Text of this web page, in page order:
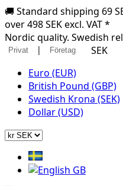
🚚 Standard shipping 69
over 498 SEK excl. VAT *
Nordic quality. Swedish
Privat | Företag
SEK
Euro (EUR)
British Pound (GBP)
Swedish Krona (SEK)
Dollar (USD)